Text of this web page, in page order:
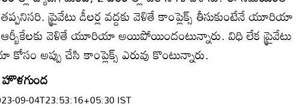
ప్రైవేటు డీలర్ల వద్దకు వెళితే కాంప్లెక్స్‌ తీసుకుంటేనే యూరియా
ఆర్బీకేలకు వెళితే యూరియా అయిపోయిందంటున్నారు. విధి లేక ప్రైవేటు
అప్పు చేసి కాంప్లెక్స్‌ ఎరువు కొంటున్నారు.
09-04T23:53:16+05:30 IST